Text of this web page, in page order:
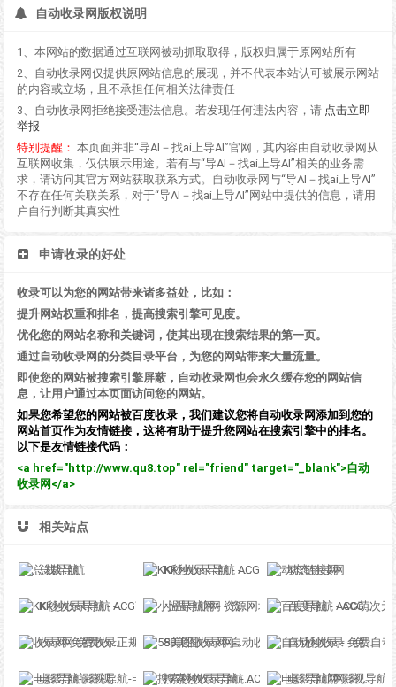
自动收录网版权说明
1、本网站的数据通过互联网被动抓取取得，版权归属于原网站所有
2、自动收录网仅提供原网站信息的展现，并不代表本站认可被展示网站
的内容或立场，且不承担任何相关法律责任
3、自动收录网拒绝接受违法信息。若发现任何违法内容，请 点击立即
举报
特别提醒： 本页面并非“导AI－找ai上导AI”官网，其内容由自动收录网从
互联网收集，仅供展示用途。若有与“导AI－找ai上导AI”相关的业务需
求，请访问其官方网站获取联系方式。自动收录网与“导AI－找ai上导AI”
不存在任何关联关系，对于“导AI－找ai上导AI”网站中提供的信息，请用
户自行判断其真实性
申请收录的好处
收录可以为您的网站带来诸多益处，比如：
提升网站权重和排名，提高搜索引擎可见度。
优化您的网站名称和关键词，使其出现在搜索结果的第一页。
通过自动收录网的分类目录平台，为您的网站带来大量流量。
即使您的网站被搜索引擎屏蔽，自动收录网也会永久缓存您的网站信
息，让用户通过本页面访问您的网站。
如果您希望您的网站被百度收录，我们建议您将自动收录网添加到您的
网站首页作为友情链接，这将有助于提升您网站在搜索引擎中的排名。
以下是友情链接代码：
<a href="http://www.qu8.top" rel="friend" target="_blank">自动
收录网</a>
相关站点
总裁导航 KK秒收录导航 - ACG萌次元丨ACG导航网丨二次元导航丨资源网导航丨福利网址导航 - KK秒收录导航网 动态链接网
KK秒收录导航 - ACG萌次元丨ACG导航网丨二次元导航丨资源网导航丨福利网址导航 - KK秒收录导航网 小温导航网 - 资源网址导航，汇集各大资源网，全网优质教程技术网，搜集资源就从这里开始 百度导航 - ACG萌次元丨ACG导航网丨二次元导航丨资源网导航丨福利网址导航 - BaiDu导航
收录网-免费收录正规网站-免费发布软文 58美图收录网-自动收录网站-流量交换-自动链 自动秒收录 - 免费自动秒收录网址导航
电影导航-影视导航-电影站收录-自动收录网-网站收录 搜索秒收录导航 - ACG萌次元丨ACG导航网丨二次元导航丨资源网导航丨福利网址导航 - SS秒收录导航网 电影导航网-影视导航-电影搜索-影视搜索-电影站收录